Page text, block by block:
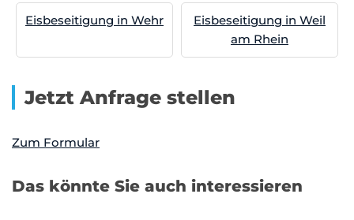
Eisbeseitigung in Wehr
Eisbeseitigung in Weil
am Rhein
Jetzt Anfrage stellen
Zum Formular
Das könnte Sie auch interessieren